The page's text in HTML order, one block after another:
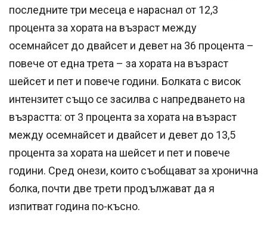
последните три месеца е нараснал от 12,3
процента за хората на възраст между
осемнайсет до двайсет и девет на 36 процента –
повече от една трета – за хората на възраст
шейсет и пет и повече години. Болката с висок
интензитет също се засилва с напредването на
възрастта: от 3 процента за хората на възраст
между осемнайсет и двайсет и девет до 13,5
процента за хората на шейсет и пет и повече
години. Сред онези, които съобщават за хронична
болка, почти две трети продължават да я
изпитват година по-късно.